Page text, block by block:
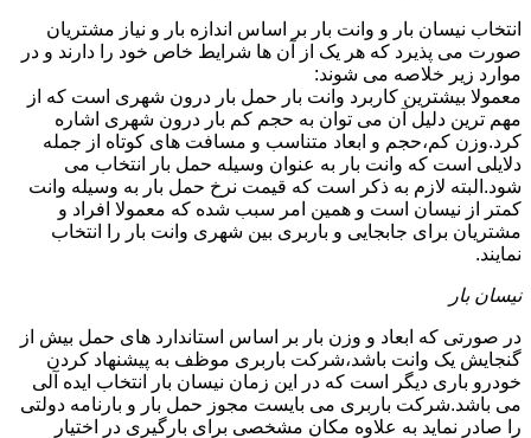
انتخاب نیسان بار و وانت بار بر اساس اندازه بار و نیاز مشتریان
صورت می پذیرد که هر یک از آن ها شرایط خاص خود را دارند و در
موارد زیر خلاصه می شوند:
معمولا بیشترین کاربرد وانت بار حمل بار درون شهری است که از
مهم ترین دلیل آن می توان به حجم کم بار درون شهری اشاره
کرد.وزن کم،حجم و ابعاد متناسب و مسافت های کوتاه از جمله
دلایلی است که وانت بار به عنوان وسیله حمل بار انتخاب می
شود.البته لازم به ذکر است که قیمت نرخ حمل بار به وسیله وانت
کمتر از نیسان است و همین امر سبب شده که معمولا افراد و
مشتریان برای جابجایی و باربری بین شهری وانت بار را انتخاب
نمایند.
نیسان بار
در صورتی که ابعاد و وزن بار بر اساس استاندارد های حمل بیش از
گنجایش یک وانت باشد،شرکت باربری موظف به پیشنهاد کردن
خودرو باری دیگر است که در این زمان نیسان بار انتخاب ایده آلی
می باشد.شرکت باربری می بایست مجوز حمل بار و بارنامه دولتی
را صادر نماید به علاوه مکان مشخصی برای بارگیری در اختیار